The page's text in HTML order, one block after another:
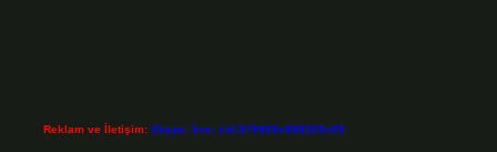
Reklam ve İletişim: Skype: live:.cid.575569c608265c69